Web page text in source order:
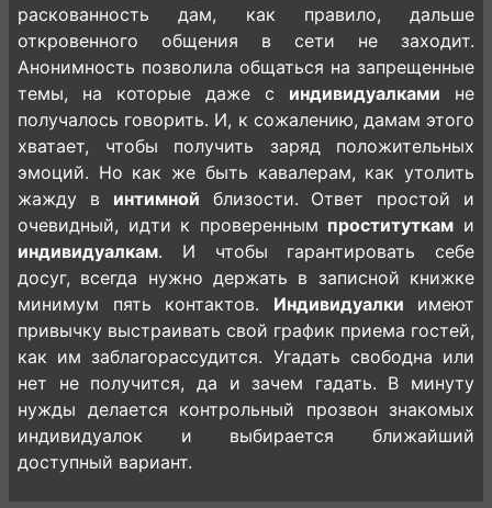
раскованность дам, как правило, дальше
откровенного общения в сети не заходит.
Анонимность позволила общаться на запрещенные
темы, на которые даже с индивидуалками не
получалось говорить. И, к сожалению, дамам этого
хватает, чтобы получить заряд положительных
эмоций. Но как же быть кавалерам, как утолить
жажду в интимной близости. Ответ простой и
очевидный, идти к проверенным проституткам и
индивидуалкам. И чтобы гарантировать себе
досуг, всегда нужно держать в записной книжке
минимум пять контактов. Индивидуалки имеют
привычку выстраивать свой график приема гостей,
как им заблагорассудится. Угадать свободна или
нет не получится, да и зачем гадать. В минуту
нужды делается контрольный прозвон знакомых
индивидуалок и выбирается ближайший
доступный вариант.